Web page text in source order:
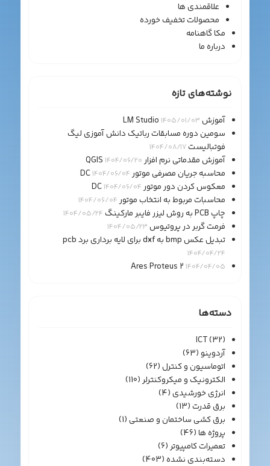
علاقمندی ها
محصولات تخفیف خورده
مکا گاهنامه
درباره ما
نوشته‌های تازه
آموزش LM Studio 1405/01/03
سومین دوره مسابقات رباتیک دانش آموزی لیگ
فوتبالیست1404/08/17
آموزش مقدماتی نرم افزار QGIS1404/06/20
محاسبه جریان مصرفی موتور DC1404/06/04
معکوس کردن دور موتور DC1404/06/04
محاسبات مربوط به انتخاب موتور 1404/06/04
چاپ PCB به روش لیزر فایبر مارکینگ 1404/05/24
فرمت گربر در پروتیوس 1404/05/23
تبدیل عکس bmp به dxf برای لایه برداری برد pcb
1404/04/24
Ares Proteus 2 1404/04/05
دسته‌ها
ICT(32)
آردوینو(63)
اتوماسیون و کنترل(62)
الکترونیک و میکروکنترلر(110)
انرژی خورشیدی(4)
برق قدرت(13)
برق کشی ساختمان و صنعتی(1)
پروژه ها(46)
تعمیرات کامپیوتر(6)
دسته‌بندی نشده(403)